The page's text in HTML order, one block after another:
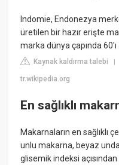
Indomie, Endonezya
üretilen bir hazır erişte
marka dünya çapında
Kaynak kaldırma talebi
tr.wikipedia.org
En sağlıklı
Makarnaların en sağlıklı
unlu makarna, beyaz
glisemik indeksi